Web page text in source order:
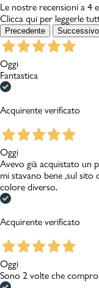
Le nostre recensioni a 4
Clicca qui per leggerle
Precedente Successivo
Oggi
Fantastica
Acquirente verificato
Oggi
Avevo già acquistato un
mi stavano bene ,sul
colore diverso.
Acquirente verificato
Oggi
Sono 2 volte che